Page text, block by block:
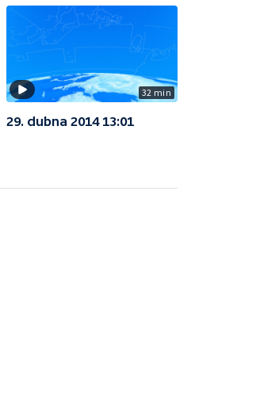
32 min
29. dubna 2014 13:01